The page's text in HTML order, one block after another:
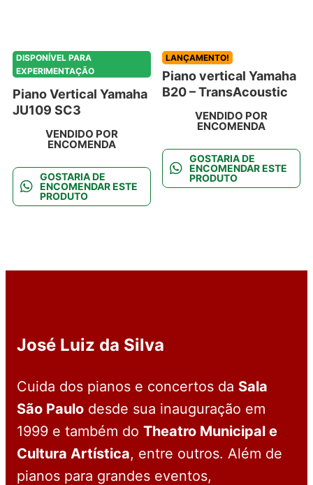
DISPONÍVEL PARA
EXPERIMENTAÇÃO
Piano Vertical Yamaha
JU109 SC3
VENDIDO POR
ENCOMENDA
GOSTARIA DE
ENCOMENDAR ESTE
PRODUTO
LANÇAMENTO!
Piano vertical Yamaha
B20 – TransAcoustic
VENDIDO POR
ENCOMENDA
GOSTARIA DE
ENCOMENDAR ESTE
PRODUTO
José Luiz da Silva
Cuida dos pianos e concertos da Sala
São Paulo desde sua inauguração em
1999 e também do Theatro Municipal e
Cultura Artística, entre outros. Além de
pianos para grandes eventos,